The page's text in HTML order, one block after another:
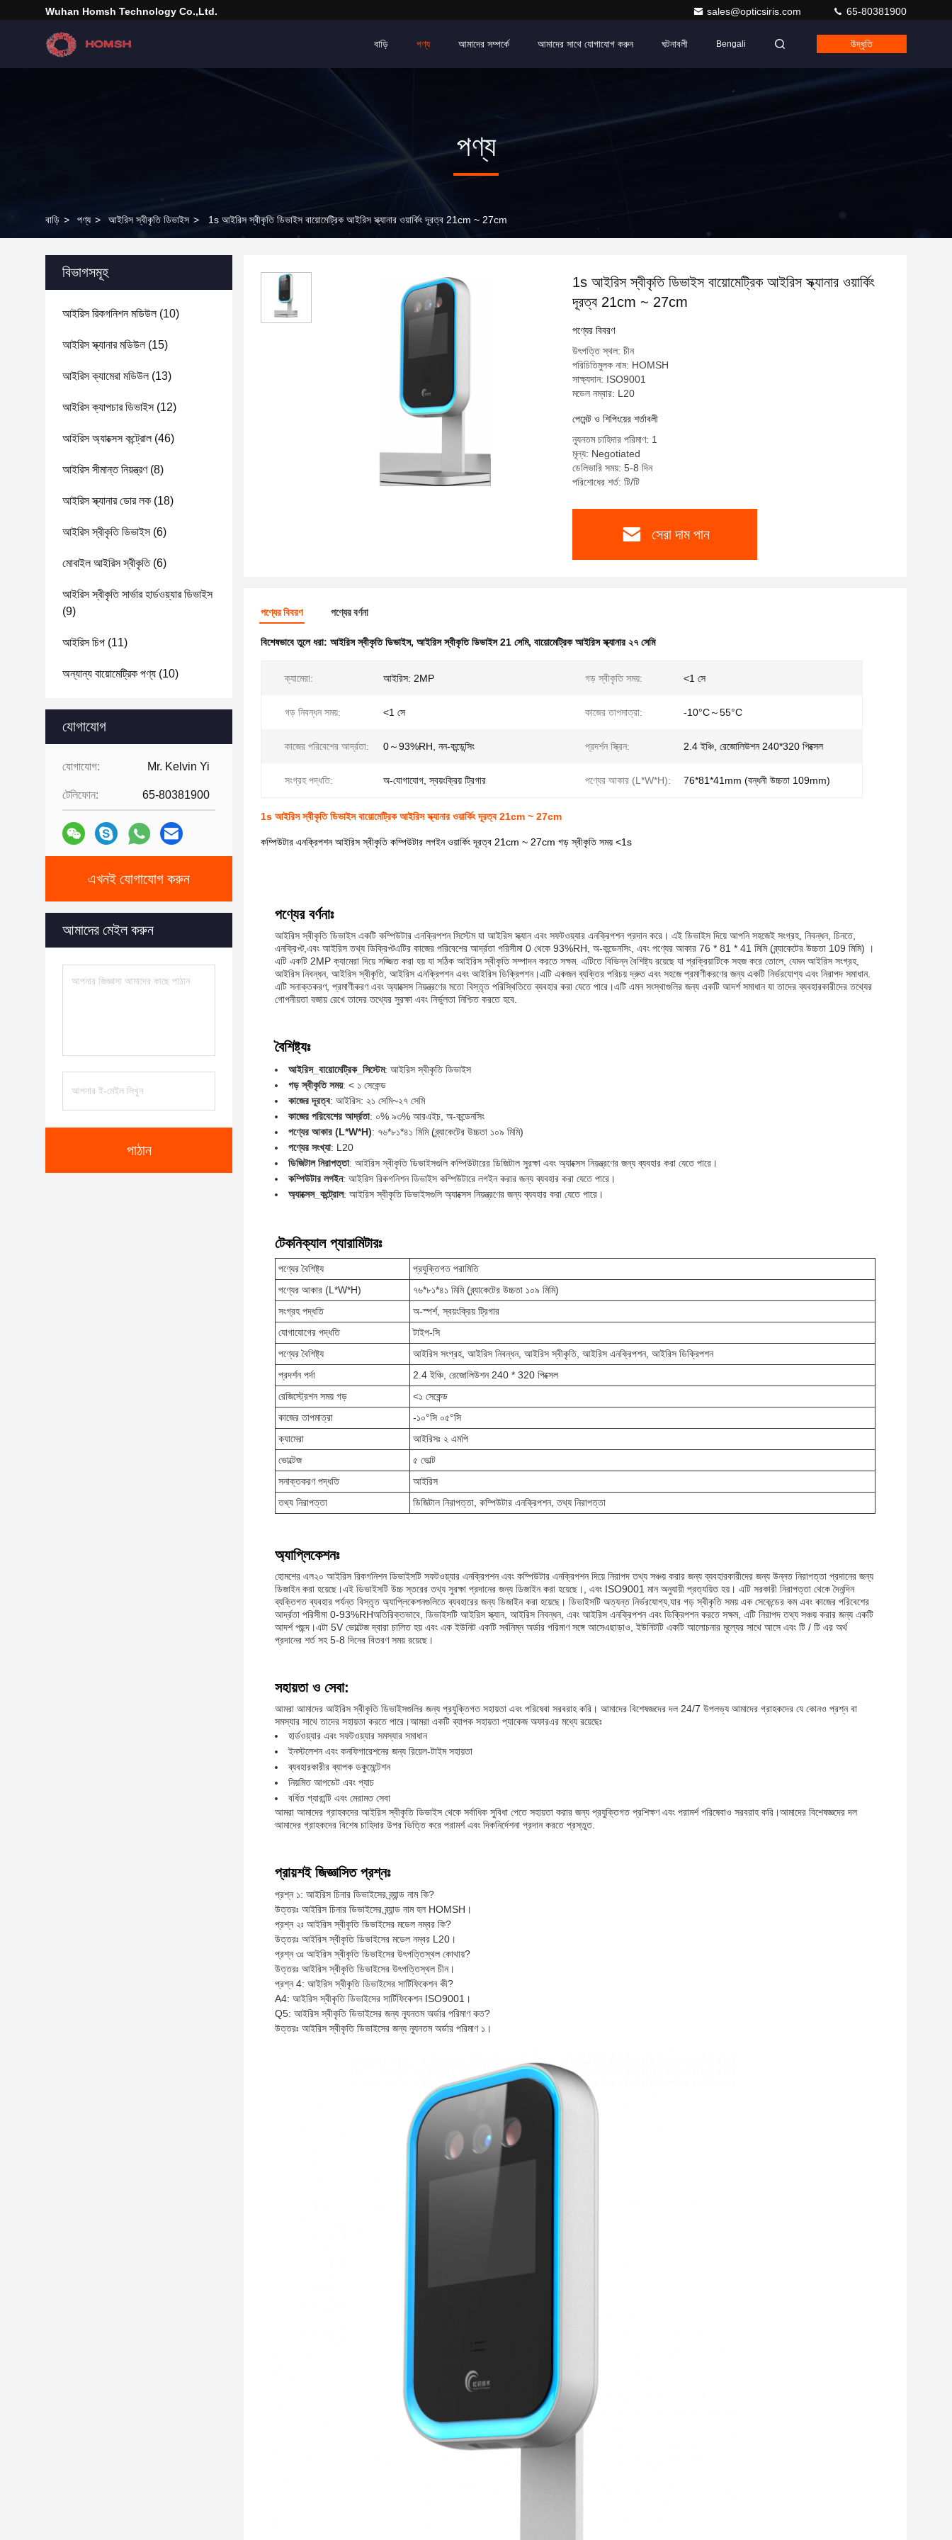
Wuhan Homsh Technology Co.,Ltd. sales@opticsiris.com 65-80381900
বাড়ি পণ্য আমাদের সম্পর্কে আমাদের সাথে যোগাযোগ করুন ঘটনাবলী Bengali উদ্ধৃতি
পণ্য
বাড়ি > পণ্য > আইরিস স্বীকৃতি ডিভাইস > 1s আইরিস স্বীকৃতি ডিভাইস বায়োমেট্রিক আইরিস স্ক্যানার ওয়ার্কিং দূরত্ব 21cm ~ 27cm
বিভাগসমূহ
আইরিস রিকগনিশন মডিউল(10)
আইরিস স্ক্যানার মডিউল(15)
আইরিস ক্যামেরা মডিউল(13)
আইরিস ক্যাপচার ডিভাইস(12)
আইরিস অ্যাক্সেস কন্ট্রোল(46)
আইরিস সীমান্ত নিয়ন্ত্রণ(8)
আইরিস স্ক্যানার ডোর লক (18)
আইরিস স্বীকৃতি ডিভাইস(6)
মোবাইল আইরিস স্বীকৃতি(6)
আইরিস স্বীকৃতি সার্ভার হার্ডওয়্যার ডিভাইস
(9)
আইরিস চিপ (11)
অন্যান্য বায়োমেট্রিক পণ্য (10)
যোগাযোগ
যোগাযোগ: Mr. Kelvin Yi
টেলিফোন: 65-80381900
এখনই যোগাযোগ করুন
আমাদের মেইল করুন
পাঠান
1s আইরিস স্বীকৃতি ডিভাইস বায়োমেট্রিক আইরিস স্ক্যানার ওয়ার্কিং
দূরত্ব 21cm ~ 27cm
পণ্যের বিবরণ
উৎপত্তি স্থল: চীন
পরিচিতিমুলক নাম: HOMSH
সাক্ষ্যদান: ISO9001
মডেল নম্বার: L20
পেমেন্ট ও শিপিংয়ের শর্তাবলী
ন্যূনতম চাহিদার পরিমাণ: 1
মূল্য: Negotiated
ডেলিভারি সময়: 5-8 দিন
পরিশোধের শর্ত: টি/টি
সেরা দাম পান
পণ্যের বিবরণ পণ্যের বর্ণনা
বিশেষভাবে তুলে ধরা: আইরিস স্বীকৃতি ডিভাইস, আইরিস স্বীকৃতি ডিভাইস 21 সেমি, বায়োমেট্রিক আইরিস স্ক্যানার ২৭ সেমি
ক্যামেরা: আইরিস: 2MP গড় স্বীকৃতি সময়: <1 সে
গড় নিবন্ধন সময়: <1 সে কাজের তাপমাত্রা: -10°C～55°C
কাজের পরিবেশের আর্দ্রতা: 0～93%RH, নন-কন্ডেন্সিং প্রদর্শন স্ক্রিন: 2.4 ইঞ্চি, রেজোলিউশন 240*320 পিক্সেল
সংগ্রহ পদ্ধতি: অ-যোগাযোগ, স্বয়ংক্রিয় ট্রিগার পণ্যের আকার (L*W*H): 76*81*41mm (বন্ধনী উচ্চতা 109mm)
1s আইরিস স্বীকৃতি ডিভাইস বায়োমেট্রিক আইরিস স্ক্যানার ওয়ার্কিং দূরত্ব 21cm ~ 27cm
কম্পিউটার এনক্রিপশন আইরিস স্বীকৃতি কম্পিউটার লগইন ওয়ার্কিং দূরত্ব 21cm ~ 27cm গড় স্বীকৃতি সময় <1s
পণ্যের বর্ণনাঃ
আইরিস স্বীকৃতি ডিভাইস একটি কম্পিউটার এনক্রিপশন সিস্টেম যা আইরিস স্ক্যান এবং সফটওয়্যার এনক্রিপশন প্রদান করে। এই ডিভাইস দিয়ে আপনি সহজেই সংগ্রহ, নিবন্ধন, চিনতে,
এনক্রিপ্ট,এবং আইরিস তথ্য ডিক্রিপ্টএটির কাজের পরিবেশের আর্দ্রতা পরিসীমা 0 থেকে 93%RH, অ-কন্ডেনসিং, এবং পণ্যের আকার 76 * 81 * 41 মিমি (ব্র্যাকেটের উচ্চতা 109 মিমি) ।
এটি একটি 2MP ক্যামেরা দিয়ে সজ্জিত করা হয় যা সঠিক আইরিস স্বীকৃতি সম্পাদন করতে সক্ষম. এটিতে বিভিন্ন বৈশিষ্ট্য রয়েছে যা প্রক্রিয়াটিকে সহজ করে তোলে, যেমন আইরিস সংগ্রহ,
আইরিস নিবন্ধন, আইরিস স্বীকৃতি, আইরিস এনক্রিপশন এবং আইরিস ডিক্রিপশন।এটি একজন ব্যক্তির পরিচয় দ্রুত এবং সহজে প্রমাণীকরণের জন্য একটি নির্ভরযোগ্য এবং নিরাপদ সমাধান.
এটি সনাক্তকরণ, প্রমাণীকরণ এবং অ্যাক্সেস নিয়ন্ত্রণের মতো বিস্তৃত পরিস্থিতিতে ব্যবহার করা যেতে পারে।এটি এমন সংস্থাগুলির জন্য একটি আদর্শ সমাধান যা তাদের ব্যবহারকারীদের তথ্যের
গোপনীয়তা বজায় রেখে তাদের তথ্যের সুরক্ষা এবং নির্ভুলতা নিশ্চিত করতে হবে.
বৈশিষ্ট্যঃ
আইরিস_বায়োমেট্রিক_সিস্টেম: আইরিস স্বীকৃতি ডিভাইস
গড় স্বীকৃতি সময়: < ১ সেকেন্ড
কাজের দূরত্ব: আইরিস: ২১ সেমি~২৭ সেমি
কাজের পরিবেশের আর্দ্রতা: ০% ৯৩% আরএইচ, অ-কন্ডেনসিং
পণ্যের আকার (L*W*H): ৭৬*৮১*৪১ মিমি (ব্র্যাকেটের উচ্চতা ১০৯ মিমি)
পণ্যের সংখ্যা: L20
ডিজিটাল নিরাপত্তা: আইরিস স্বীকৃতি ডিভাইসগুলি কম্পিউটারের ডিজিটাল সুরক্ষা এবং অ্যাক্সেস নিয়ন্ত্রণের জন্য ব্যবহার করা যেতে পারে।
কম্পিউটার লগইন: আইরিস রিকগনিশন ডিভাইস কম্পিউটারে লগইন করার জন্য ব্যবহার করা যেতে পারে।
অ্যাক্সেস_কন্ট্রোল: আইরিস স্বীকৃতি ডিভাইসগুলি অ্যাক্সেস নিয়ন্ত্রণের জন্য ব্যবহার করা যেতে পারে।
টেকনিক্যাল প্যারামিটারঃ
পণ্যের বৈশিষ্ট্য
প্রযুক্তিগত পরামিতি
পণ্যের আকার (L*W*H)
৭৬*৮১*৪১ মিমি (ব্র্যাকেটের উচ্চতা ১০৯ মিমি)
সংগ্রহ পদ্ধতি
অ-স্পর্শ, স্বয়ংক্রিয় ট্রিগার
যোগাযোগের পদ্ধতি
টাইপ-সি
পণ্যের বৈশিষ্ট্য
আইরিস সংগ্রহ, আইরিস নিবন্ধন, আইরিস স্বীকৃতি, আইরিস এনক্রিপশন, আইরিস ডিক্রিপশন
প্রদর্শন পর্দা
2.4 ইঞ্চি, রেজোলিউশন 240 * 320 পিক্সেল
রেজিস্ট্রেশন সময় গড়
<১ সেকেন্ড
কাজের তাপমাত্রা
-১০°সি ০৫°সি
ক্যামেরা
আইরিসঃ ২ এমপি
ভোল্টেজ
৫ ভোল্ট
সনাক্তকরণ পদ্ধতি
আইরিস
তথ্য নিরাপত্তা
ডিজিটাল নিরাপত্তা, কম্পিউটার এনক্রিপশন, তথ্য নিরাপত্তা
অ্যাপ্লিকেশনঃ
হোমশের এল২০ আইরিস রিকগনিশন ডিভাইসটি সফটওয়্যার এনক্রিপশন এবং কম্পিউটার এনক্রিপশন দিয়ে নিরাপদ তথ্য সঞ্চয় করার জন্য ব্যবহারকারীদের জন্য উন্নত নিরাপত্তা প্রদানের জন্য
ডিজাইন করা হয়েছে।এই ডিভাইসটি উচ্চ স্তরের তথ্য সুরক্ষা প্রদানের জন্য ডিজাইন করা হয়েছে।, এবং ISO9001 মান অনুযায়ী প্রত্যয়িত হয়। এটি সরকারী নিরাপত্তা থেকে দৈনন্দিন
ব্যক্তিগত ব্যবহার পর্যন্ত বিস্তৃত অ্যাপ্লিকেশনগুলিতে ব্যবহারের জন্য ডিজাইন করা হয়েছে। ডিভাইসটি অত্যন্ত নির্ভরযোগ্য,যার গড় স্বীকৃতি সময় এক সেকেন্ডের কম এবং কাজের পরিবেশের
আর্দ্রতা পরিসীমা 0-93%RHঅতিরিক্তভাবে, ডিভাইসটি আইরিস স্ক্যান, আইরিস নিবন্ধন, এবং আইরিস এনক্রিপশন এবং ডিক্রিপশন করতে সক্ষম, এটি নিরাপদ তথ্য সঞ্চয় করার জন্য একটি
আদর্শ পছন্দ।এটা 5V ভোল্টেজ দ্বারা চালিত হয় এবং এক ইউনিট একটি সর্বনিম্ন অর্ডার পরিমাণ সঙ্গে আসেএছাড়াও, ইউনিটটি একটি আলোচনার মূল্যের সাথে আসে এবং টি / টি এর অর্থ
প্রদানের শর্ত সহ 5-8 দিনের বিতরণ সময় রয়েছে।
সহায়তা ও সেবা:
আমরা আমাদের আইরিস স্বীকৃতি ডিভাইসগুলির জন্য প্রযুক্তিগত সহায়তা এবং পরিষেবা সরবরাহ করি। আমাদের বিশেষজ্ঞদের দল 24/7 উপলভ্য আমাদের গ্রাহকদের যে কোনও প্রশ্ন বা
সমস্যার সাথে তাদের সহায়তা করতে পারে।আমরা একটি ব্যাপক সহায়তা প্যাকেজ অফারএর মধ্যে রয়েছেঃ
হার্ডওয়্যার এবং সফটওয়্যার সমস্যার সমাধান
ইনস্টলেশন এবং কনফিগারেশনের জন্য রিয়েল-টাইম সহায়তা
ব্যবহারকারীর ব্যাপক ডকুমেন্টেশন
নিয়মিত আপডেট এবং প্যাচ
বর্ধিত গ্যারান্টি এবং মেরামত সেবা
আমরা আমাদের গ্রাহকদের আইরিস স্বীকৃতি ডিভাইস থেকে সর্বাধিক সুবিধা পেতে সহায়তা করার জন্য প্রযুক্তিগত প্রশিক্ষণ এবং পরামর্শ পরিষেবাও সরবরাহ করি।আমাদের বিশেষজ্ঞদের দল
আমাদের গ্রাহকদের বিশেষ চাহিদার উপর ভিত্তি করে পরামর্শ এবং দিকনির্দেশনা প্রদান করতে প্রস্তুত.
প্রায়শই জিজ্ঞাসিত প্রশ্নঃ
প্রশ্ন ১: আইরিস চিনার ডিভাইসের ব্র্যান্ড নাম কি?
উত্তরঃ আইরিস চিনার ডিভাইসের ব্র্যান্ড নাম হল HOMSH।
প্রশ্ন ২ঃ আইরিস স্বীকৃতি ডিভাইসের মডেল নম্বর কি?
উত্তরঃ আইরিস স্বীকৃতি ডিভাইসের মডেল নম্বর L20।
প্রশ্ন ৩ঃ আইরিস স্বীকৃতি ডিভাইসের উৎপত্তিস্থল কোথায়?
উত্তরঃ আইরিস স্বীকৃতি ডিভাইসের উৎপত্তিস্থল চীন।
প্রশ্ন 4: আইরিস স্বীকৃতি ডিভাইসের সার্টিফিকেশন কী?
A4: আইরিস স্বীকৃতি ডিভাইসের সার্টিফিকেশন ISO9001।
Q5: আইরিস স্বীকৃতি ডিভাইসের জন্য ন্যূনতম অর্ডার পরিমাণ কত?
উত্তরঃ আইরিস স্বীকৃতি ডিভাইসের জন্য ন্যূনতম অর্ডার পরিমাণ ১।